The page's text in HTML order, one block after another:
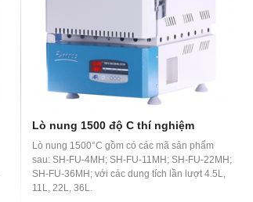
Lò nung 1500 độ C thí nghiệm
Lò nung 1500°C gồm có các mã sản phẩm
sau: SH-FU-4MH; SH-FU-11MH; SH-FU-22MH;
SH-FU-36MH; với các dung tích lần lượt 4.5L,
11L, 22L, 36L.